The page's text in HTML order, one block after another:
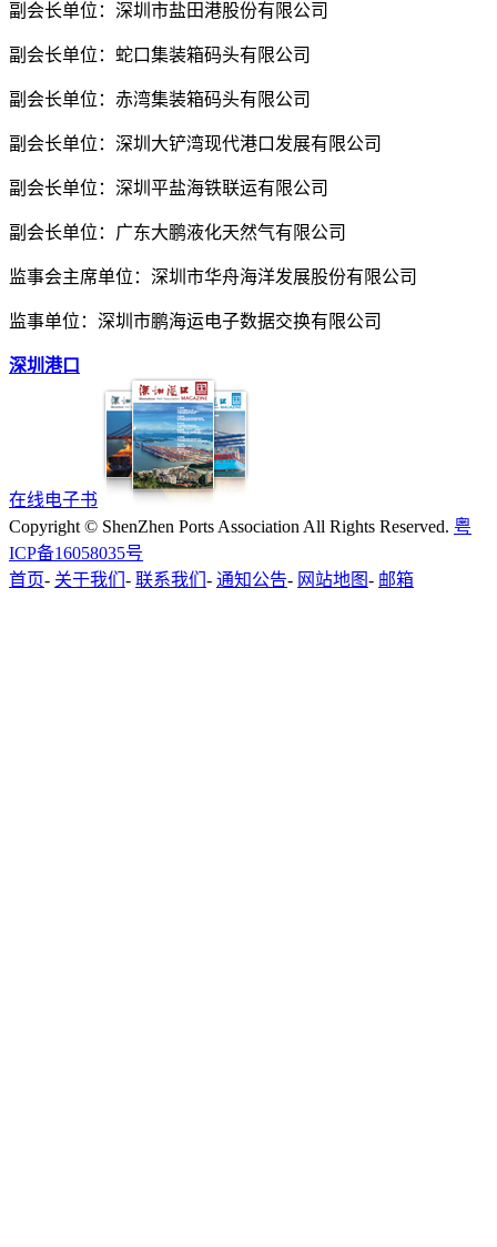
副会长单位：深圳市盐田港股份有限公司
副会长单位：蛇口集装箱码头有限公司
副会长单位：赤湾集装箱码头有限公司
副会长单位：深圳大铲湾现代港口发展有限公司
副会长单位：深圳平盐海铁联运有限公司
副会长单位：广东大鹏液化天然气有限公司
监事会主席单位：深圳市华舟海洋发展股份有限公司
监事单位：深圳市鹏海运电子数据交换有限公司
深圳港口
在线电子书
Copyright © ShenZhen Ports Association All Rights Reserved. 粤
ICP备16058035号
首页- 关于我们 - 联系我们 - 通知公告- 网站地图- 邮箱